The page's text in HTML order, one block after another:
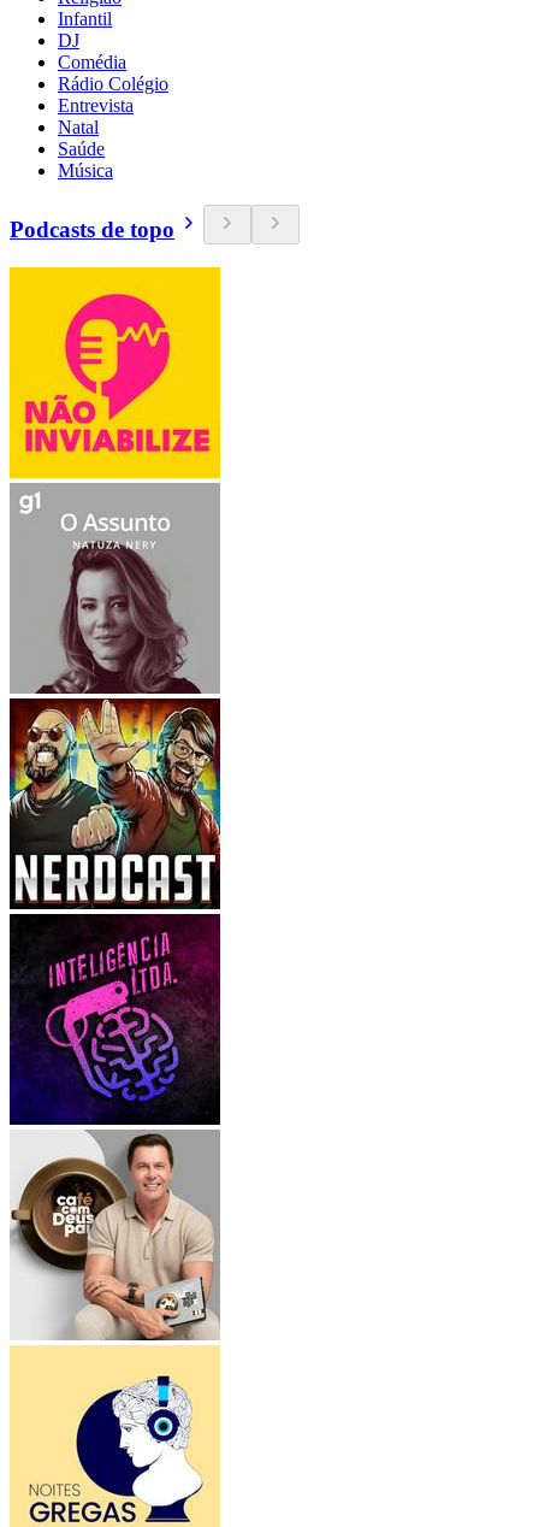
Infantil
DJ
Comédia
Rádio Colégio
Entrevista
Natal
Saúde
Música
Podcasts de topo